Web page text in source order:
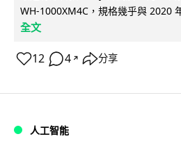
WH-1000XM4C，規格幾乎與 2020
全文
12 4 ↗ 分享
人工智能